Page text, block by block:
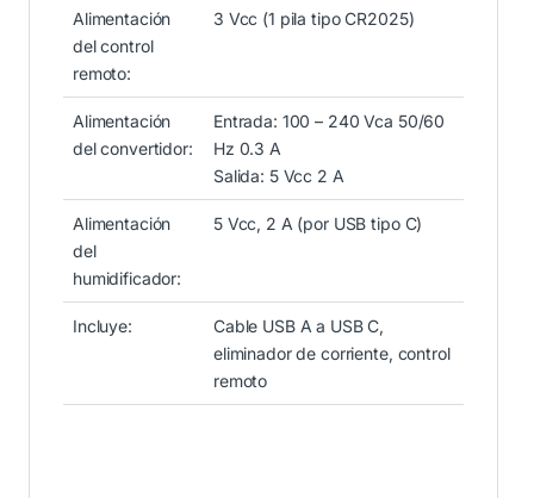
Alimentación
del control
remoto:
3 Vcc (1 pila tipo CR2025)
Alimentación
del convertidor:
Entrada: 100 – 240 Vca 50/60
Hz 0.3 A
Salida: 5 Vcc 2 A
Alimentación
del
humidificador:
5 Vcc, 2 A (por USB tipo C)
Incluye:
Cable USB A a USB C,
eliminador de corriente, control
remoto